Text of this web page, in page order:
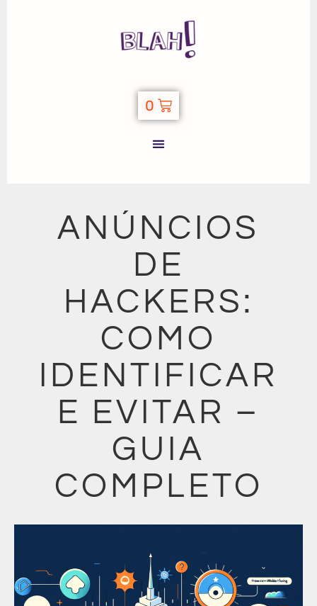
0
ANÚNCIOS
DE
HACKERS:
COMO
IDENTIFICAR
E EVITAR –
GUIA
COMPLETO